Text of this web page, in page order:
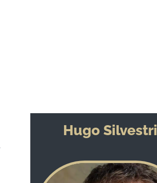
Hugo Silvestri